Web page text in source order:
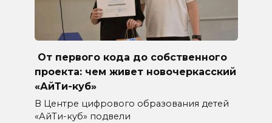
От первого кода до собственного
проекта: чем живет новочеркасский
«АйТи-куб»
В Центре цифрового образования детей
«АйТи-куб» подвели